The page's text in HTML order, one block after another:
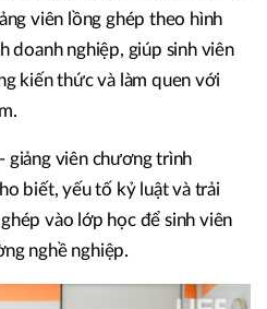
viên lồng ghép theo hình
doanh nghiệp, giúp sinh viên
kiến thức và làm quen với
giảng viên chương trình
biết, yếu tố kỷ luật và trải
vào lớp học để sinh viên
nghề nghiệp.